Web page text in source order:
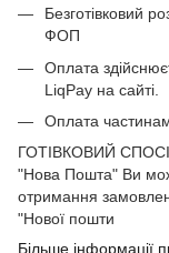
Безготівковий
ФОП
Оплата
LiqPay на сайті.
Оплата
ГОТІВКОВИЙ
"Нова Пошта" Ви
отримання
"Нової пошти
Більше інформації